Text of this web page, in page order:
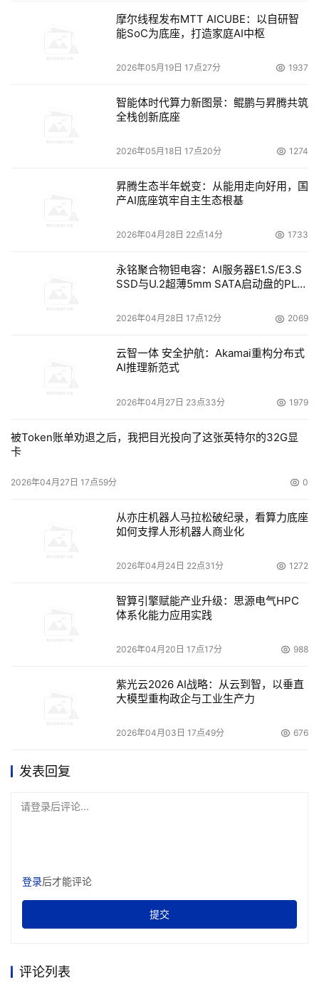
Security磁带安全特性功能。随着330万DLT磁带机安装使
用，1.3亿磁带盒付货，昆腾的DLT磁带技术被证明是用户业
务关键数据进行磁带备份、恢复和归档的可信选择。
昆腾公司存储解决方案集团亚太区董事总经理Emil
Kobylarz指出：“对于很多企业来说，实施分层存储架构已
他们还面临一个重要问题未解决：如何在不扩大成本预算的
提供更大的容量，同时有机结合昆腾产品一贯拥有的可靠
S4，具有业界领先的800GB固有容量和1.6TB压缩容量；同
PET)基带胶片是为满足企业级环境的强度和耐力需求专门
人员所需，为他们的数据提供保护、安全性以及更有效的管
理。DLT-S4再次强调了昆腾保护用户现有投资的承诺，后
读兼容SDLT600和SDLT 320磁带机。
日前，DLT-S4磁带库产品已经上市。该产品即可作为
单一磁带机也可作为配合昆腾PX720磁带库提供，并且通过
昆腾强大的分销零售伙伴渠道网络进行销售。昆腾公司计划
SuperLoaderTM 3自动加载机。
摩尔线程发布MTT AICUBE：以自研智
能SoC为底座，打造家庭AI中枢
2026年05月19日 17点27分 1937
智能体时代算力新图景：鲲鹏与昇腾共筑
全栈创新底座
2026年05月18日 17点20分 1274
昇腾生态半年蜕变：从能用走向好用，国
产AI底座筑牢自主生态根基
2026年04月28日 22点14分 1733
永铭聚合物钽电容：AI服务器E1.S/E3.S
SSD与U.2超薄5mm SATA启动盘的PLP
2026年04月28日 17点12分 2069
云智一体 安全护航：Akamai重构分布式
AI推理新范式
2026年04月27日 23点33分 1979
被Token账单劝退之后，我把目光投向了这张英特尔的32G显
卡
2026年04月27日 17点59分 0
从亦庄机器人马拉松破纪录，看算力底座
如何支撑人形机器人商业化
2026年04月24日 22点31分 1272
智算引擎赋能产业升级：思源电气HPC
体系化能力应用实践
2026年04月20日 17点17分 988
紫光云2026 AI战略：从云到智，以垂直
大模型重构政企与工业生产力
2026年04月03日 17点49分 676
发表回复
请登录后评论...
登录后才能评论
提交
评论列表